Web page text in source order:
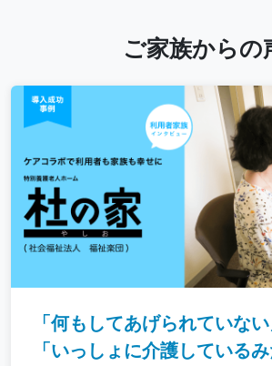
ご家族からの
「何もしてあげられていない
「いっしょに介護しているみ